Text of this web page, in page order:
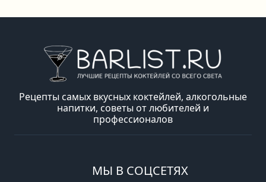
Рецепты самых вкусных коктейлей, алкогольные
напитки, советы от любителей и
профессионалов
МЫ В СОЦСЕТЯХ